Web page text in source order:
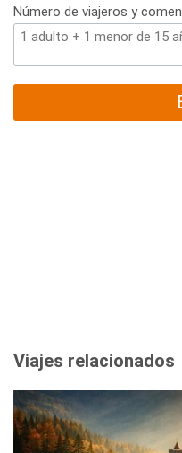
Número de viajeros y
Viajes relacionados